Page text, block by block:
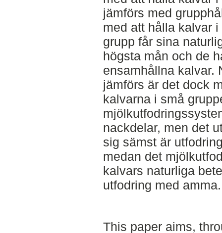
jämförs med
med att hålla kalvar
grupp får sina
högsta mån och de
ensamhållna kalvar.
jämförs är det dock
kalvarna i små
nackdelar, men det
sig sämst är
medan det
kalvars naturliga
utfodring med amma.
This paper aims,